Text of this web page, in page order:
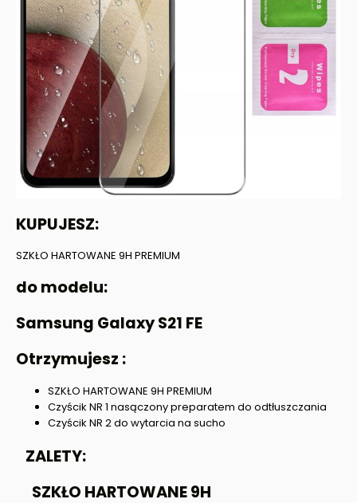
KUPUJESZ:
SZKŁO HARTOWANE 9H PREMIUM
do modelu:
Samsung Galaxy S21 FE
Otrzymujesz :
SZKŁO HARTOWANE 9H PREMIUM
Czyścik NR 1 nasączony preparatem do odtłuszczania
Czyścik NR 2 do wytarcia na sucho
ZALETY:
SZKŁO HARTOWANE 9H